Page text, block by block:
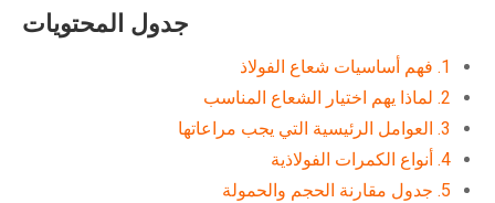
جدول المحتويات
1. فهم أساسيات شعاع الفولاذ
2. لماذا يهم اختيار الشعاع المناسب
3. العوامل الرئيسية التي يجب مراعاتها
4. أنواع الكمرات الفولاذية
5. جدول مقارنة الحجم والحمولة